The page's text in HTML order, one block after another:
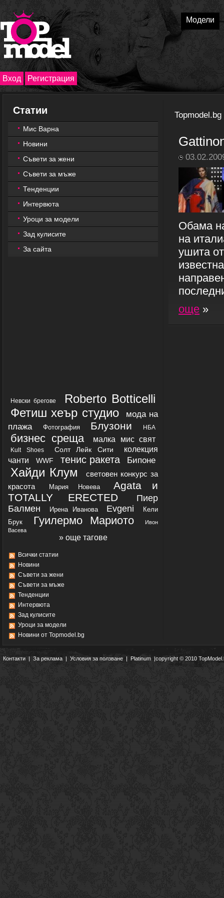
Модели
Вход Регистрация
Статии
Мис Варна
Новини
Съвети за жени
Съвети за мъже
Тенденции
Интервюта
Уроци за модели
Зад кулисите
За сайта
Невски брегове
Roberto Botticelli
Фетиш хеър студио
мода на
плажа
Фотография Блузони НБА
бизнес среща малка мис свят
Kult Shoes Солт Лейк Сити
колекция
чанти
WWF тенис ракета Бипоне
Хайди Клум
световен конкурс за
красота
Мария Новева
Agata и
TOTALLY ERECTED
Пиер
Балмен
Ирена Иванова Evgeni
Кели
Брук
Гуилермо Мариото
Ивон
Васева
» още тагове
Всички статии
Новини
Съвети за жени
Съвети за мъже
Тенденции
Интервюта
Зад кулисите
Уроци за модели
Новини от Topmodel.bg
Topmodel.bg
Обама
на
ушита
още »
Контакти|За реклама | Условия за ползване | Platinum |copyright © 2010